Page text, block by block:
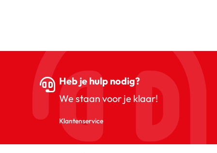
Heb je hulp nodig?
We staan voor je klaar!
Klantenservice